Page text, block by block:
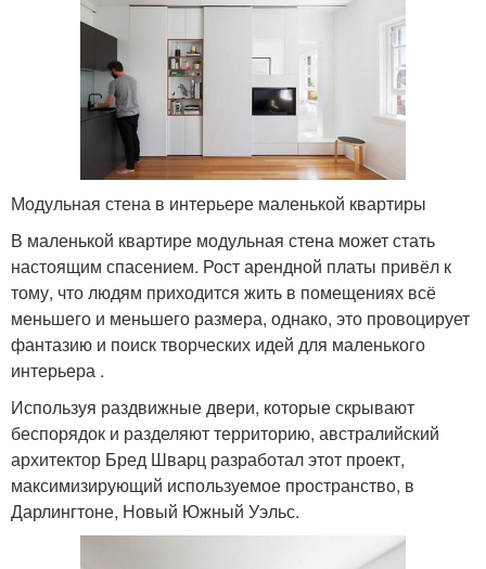
Модульная стена в интерьере маленькой квартиры
В маленькой квартире модульная стена может стать
настоящим спасением. Рост арендной платы привёл к
тому, что людям приходится жить в помещениях всё
меньшего и меньшего размера, однако, это провоцирует
фантазию и поиск творческих идей для маленького
интерьера .
Используя раздвижные двери, которые скрывают
беспорядок и разделяют территорию, австралийский
архитектор Бред Шварц разработал этот проект,
максимизирующий используемое пространство, в
Дарлингтоне, Новый Южный Уэльс.